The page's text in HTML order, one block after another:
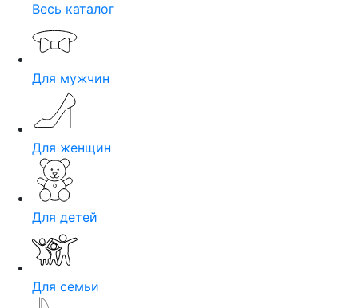
Весь каталог
Для мужчин
Для женщин
Для детей
Для семьи